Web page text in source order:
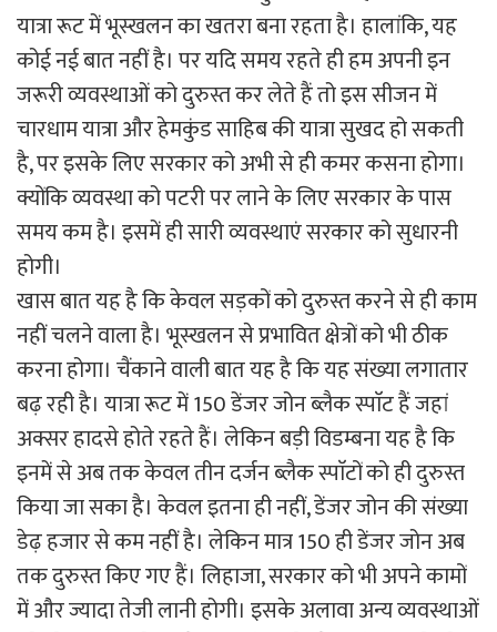
यात्रा रूट में भूस्खलन का खतरा बना रहता है। हालांकि, यह
कोई नई बात नहीं है। पर यदि समय रहते ही हम अपनी इन
जरूरी व्यवस्थाओं को दुरुस्त कर लेते हैं तो इस सीजन में
चारधाम यात्रा और हेमकुंड साहिब की यात्रा सुखद हो सकती
है, पर इसके लिए सरकार को अभी से ही कमर कसना होगा।
क्योंकि व्यवस्था को पटरी पर लाने के लिए सरकार के पास
समय कम है। इसमें ही सारी व्यवस्थाएं सरकार को सुधारनी
होगी।
खास बात यह है कि केवल सड़कों को दुरुस्त करने से ही काम
नहीं चलने वाला है। भूस्खलन से प्रभावित क्षेत्रों को भी ठीक
करना होगा। चैंकाने वाली बात यह है कि यह संख्या लगातार
बढ़ रही है। यात्रा रूट में 150 डेंजर जोन ब्लैक स्पाॅट हैं जहां
अक्सर हादसे होते रहते हैं। लेकिन बड़ी विडम्बना यह है कि
इनमें से अब तक केवल तीन दर्जन ब्लैक स्पाॅटों को ही दुरुस्त
किया जा सका है। केवल इतना ही नहीं, डेंजर जोन की संख्या
डेढ़ हजार से कम नहीं है। लेकिन मात्र 150 ही डेंजर जोन अब
तक दुरुस्त किए गए हैं। लिहाजा, सरकार को भी अपने कामों
में और ज्यादा तेजी लानी होगी। इसके अलावा अन्य व्यवस्थाओं